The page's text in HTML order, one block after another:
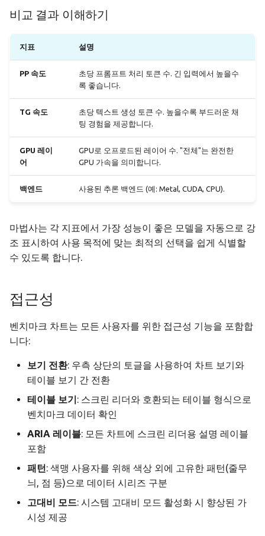
비교 결과 이해하기
지표 설명
PP 속도
초당 프롬프트 처리 토큰 수. 긴 입력에서 높을수
록 좋습니다.
TG 속도
초당 텍스트 생성 토큰 수. 높을수록 부드러운 채
팅 경험을 제공합니다.
GPU 레이
어
GPU로 오프로드된 레이어 수. "전체"는 완전한
GPU 가속을 의미합니다.
백엔드 사용된 추론 백엔드 (예: Metal, CUDA, CPU).
마법사는 각 지표에서 가장 성능이 좋은 모델을 자동으로 강
조 표시하여 사용 목적에 맞는 최적의 선택을 쉽게 식별할
수 있도록 합니다.
접근성
벤치마크 차트는 모든 사용자를 위한 접근성 기능을 포함합
니다:
보기 전환: 우측 상단의 토글을 사용하여 차트 보기와
테이블 보기 간 전환
테이블 보기: 스크린 리더와 호환되는 테이블 형식으로
벤치마크 데이터 확인
ARIA 레이블: 모든 차트에 스크린 리더용 설명 레이블
포함
패턴: 색맹 사용자를 위해 색상 외에 고유한 패턴(줄무
늬, 점 등)으로 데이터 시리즈 구분
고대비 모드: 시스템 고대비 모드 활성화 시 향상된 가
시성 제공